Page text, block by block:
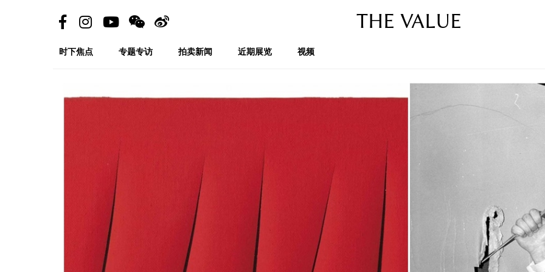
THE VALUE
时下焦点 专题专访 拍卖新闻 近期展览 视频